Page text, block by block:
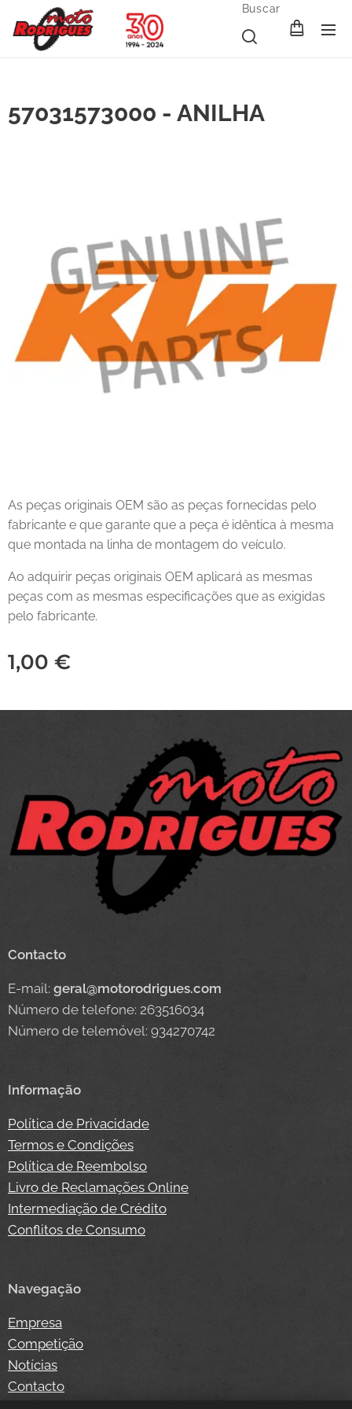
Buscar
57031573000 - ANILHA
As peças originais OEM são as peças fornecidas pelo
fabricante e que garante que a peça é idêntica à mesma
que montada na linha de montagem do veículo.
Ao adquirir peças originais OEM aplicará as mesmas
peças com as mesmas especificações que as exigidas
pelo fabricante.
1,00 €
Contacto
E-mail: geral@motorodrigues.com
Número de telefone: 263516034
Número de telemóvel: 934270742
Informação
Política de Privacidade
Termos e Condições
Política de Reembolso
Livro de Reclamações Online
Intermediação de Crédito
Conflitos de Consumo
Navegação
Empresa
Competição
Notícias
Contacto